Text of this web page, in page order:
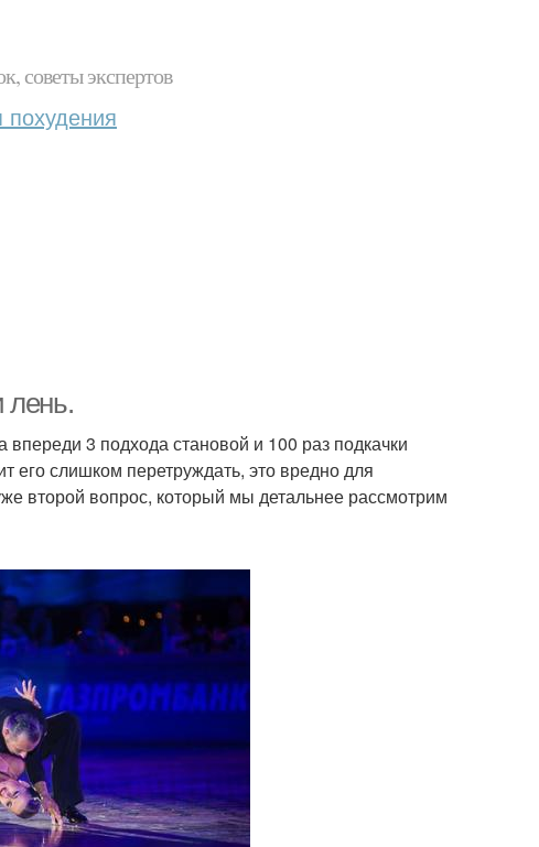
советы экспертов
лень.
впереди 3 подхода становой и 100 раз подкачки
его слишком перетруждать, это вредно для
второй вопрос, который мы детальнее рассмотрим